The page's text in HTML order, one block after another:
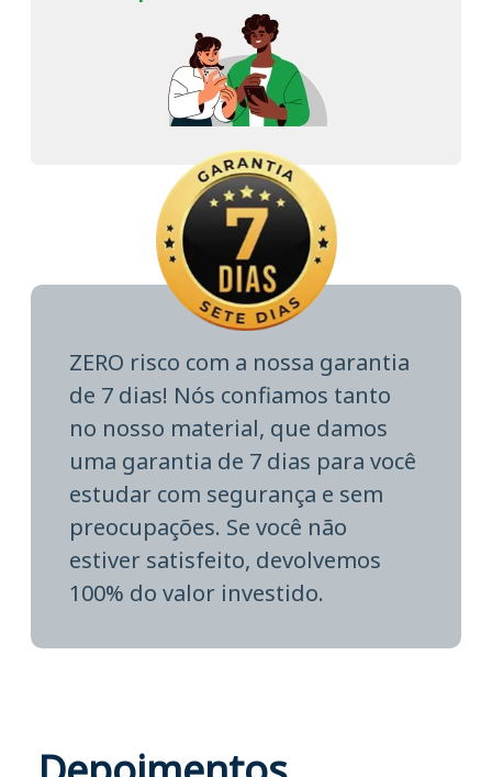
ZERO risco com a nossa garantia
de 7 dias! Nós confiamos tanto
no nosso material, que damos
uma garantia de 7 dias para você
estudar com segurança e sem
preocupações. Se você não
estiver satisfeito, devolvemos
100% do valor investido.